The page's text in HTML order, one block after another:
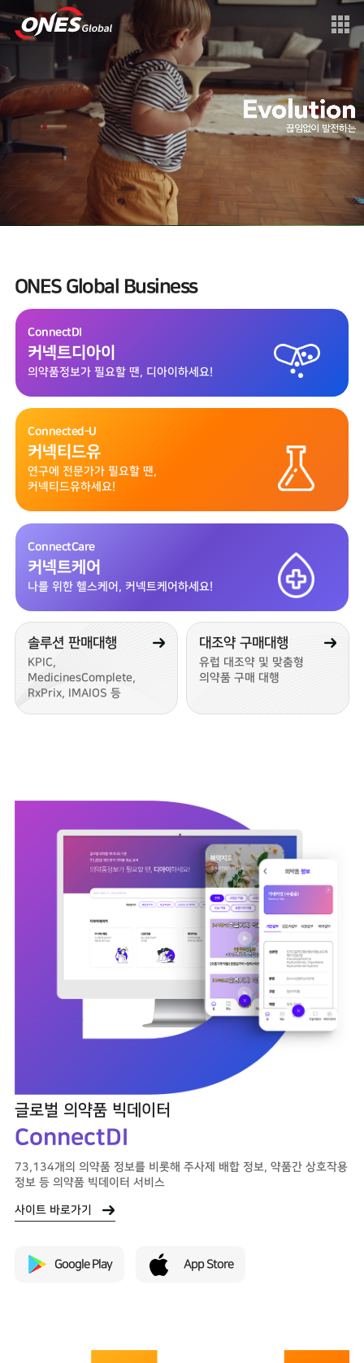
ONES Global Business
ConnectDI
커넥트디아이
의약품정보가 필요할 땐, 디아이하세요!
Connected-U
커넥티드유
연구에 전문가가 필요할 땐,
커넥티드유하세요!
ConnectCare
커넥트케어
나를 위한 헬스케어, 커넥트케어하세요!
솔루션 판매대행
KPIC,
MedicinesComplete,
RxPrix, IMAIOS 등
대조약 구매대행
유럽 대조약 및 맞춤형
의약품 구매 대행
글로벌 의약품 빅데이터
ConnectDI
73,134개의 의약품 정보를 비롯해 주사제 배합 정보, 약품간 상호작용
정보 등 의약품 빅데이터 서비스
사이트 바로가기
Google Play App Store